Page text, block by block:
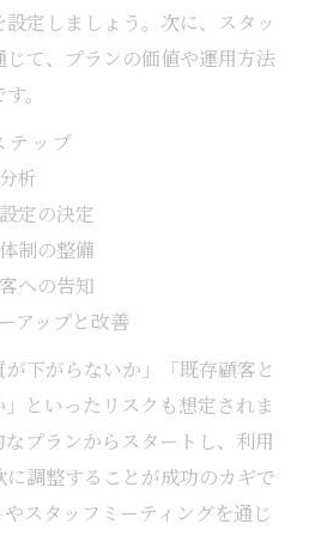
定しましょう。次に、スタッ
て、プランの価値や運用方法
。
テップ
析
定の決定
制の整備
への告知
アップと改善
下がらないか」「既存顧客と
といったリスクも想定されま
プランからスタートし、利用
調整することが成功のカギで
スタッフミーティングを通じ